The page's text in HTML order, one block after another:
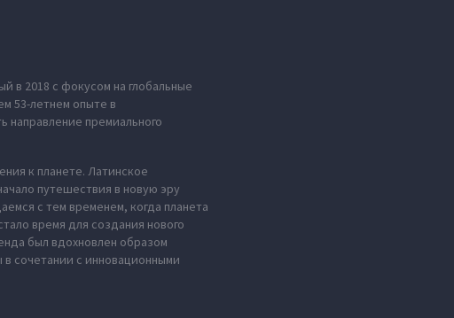
в 2018 с фокусом на глобальные
53-летнем опыте в
направление премиального
к планете. Латинское
путешествия в новую эру
с тем временем, когда планета
время для создания нового
был вдохновлен образом
сочетании с инновационными